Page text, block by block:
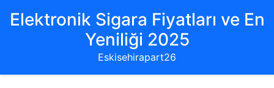
Elektronik Sigara Fiyatları ve En
Yeniliği 2025
Eskisehirapart26